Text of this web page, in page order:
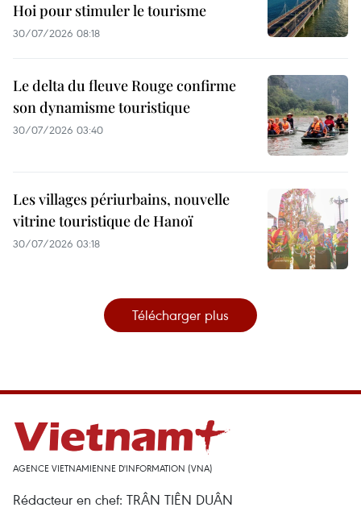
Hoi pour stimuler le tourisme
30/07/2026 08:18
Le delta du fleuve Rouge confirme
son dynamisme touristique
30/07/2026 03:40
Les villages périurbains, nouvelle
vitrine touristique de Hanoï
30/07/2026 03:18
Télécharger plus
AGENCE VIETNAMIENNE D'INFORMATION (VNA)
Rédacteur en chef: TRÂN TIÊN DUÂN